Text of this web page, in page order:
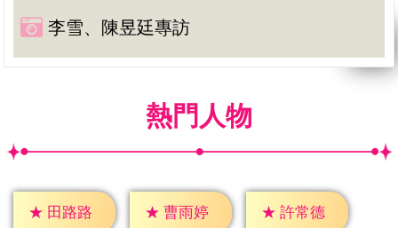
李雪、陳昱廷專訪
熱門人物
★ 田路路 ★ 曹雨婷 ★ 許常德